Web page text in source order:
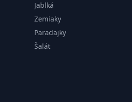
Jablká
Zemiaky
Paradajky
Šalát